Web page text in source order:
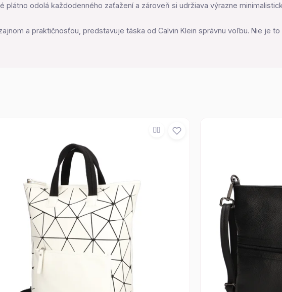
odolá každodenného zaťažení a zároveň si udržiava výrazne
a praktičnosťou, predstavuje táska od Calvin Klein správnu voľbu. Nie je